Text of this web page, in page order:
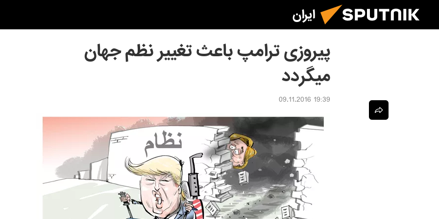
ایران
پیروزی ترامپ باعث تغییر نظم جهان
میگردد
19:39 09.11.2016